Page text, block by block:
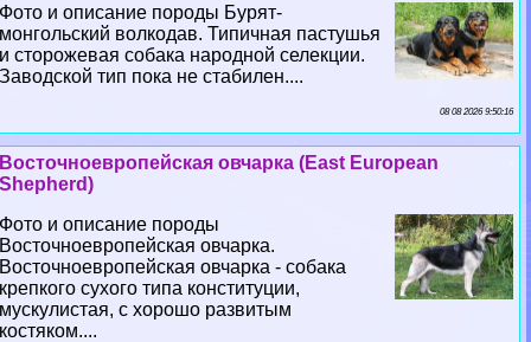
Фото и описание породы Бурят-
монгольский волкодав. Типичная пастушья
и сторожевая собака народной селекции.
Заводской тип пока не стабилен....
08 08 2026 9:50:16
Восточноевропейская овчарка (East European
Shepherd)
Фото и описание породы
Восточноевропейская овчарка.
Восточноевропейская овчарка - собака
крепкого сухого типа конституции,
мускулистая, с хорошо развитым
костяком....